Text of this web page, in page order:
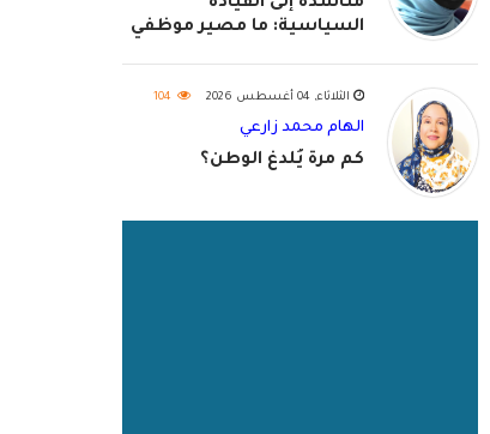
السياسية: ما مصير موظفي
الثلاثاء, 04 أغسطس 2026 104
الهام محمد زارعي
كم مرة يُلدغ الوطن؟